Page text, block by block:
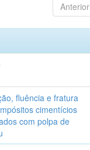
Anterior
fluência e fratura
cimentícios
com polpa de